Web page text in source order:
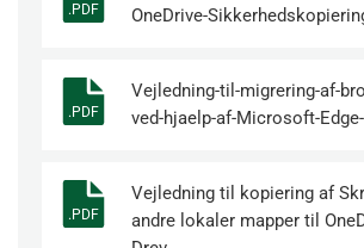
.PDF
OneDrive-
.PDF
Vejledning-til-migrering-af-
ved-hjaelp-af-Microsoft-
.PDF
Vejledning til kopiering af
andre lokaler mapper til